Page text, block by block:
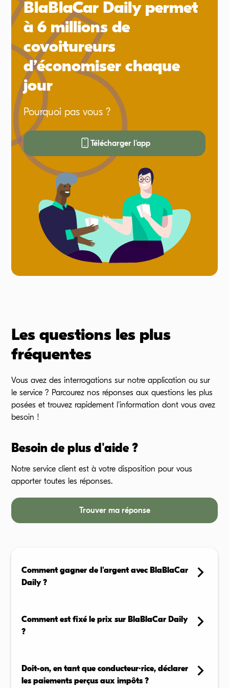
BlaBlaCar Daily permet
à 6 millions de
covoitureurs
d’économiser chaque
jour
Pourquoi pas vous ?
Télécharger l'app
Les questions les plus
fréquentes
Vous avez des interrogations sur notre application ou sur
leservice ? Parcourez nos réponses aux questions les plus
posées et trouvez rapidement l'information dont vous avez
besoin !
Besoin de plus d'aide ?
Notre service client est à votre disposition pour vous
apporter toutes les réponses.
Trouver ma réponse
Comment gagner de l'argent avec BlaBlaCar
Daily ?
trajets réguliers sur l'application et recevoir une
compensation pour chaque passager transporté,
Comment est fixé le prix sur BlaBlaCar Daily
?
est automatiquement calculé par l’application, selon
la distance, la politique tarifaire locale, et les
Doit-on, en tant que conducteur·rice, déclarer
les paiements perçus aux impôts ?